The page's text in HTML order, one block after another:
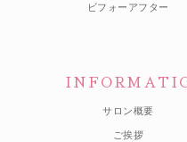
ビフォーアフター
サロン概要
ご挨拶